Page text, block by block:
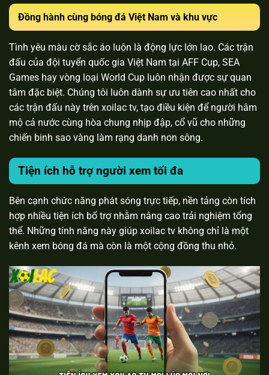
Đồng hành cùng bóng đá Việt Nam và khu vực
Tình yêu màu cờ sắc áo luôn là động lực lớn lao. Các trận
đấu của đội tuyển quốc gia Việt Nam tại AFF Cup, SEA
Games hay vòng loại World Cup luôn nhận được sự quan
tâm đặc biệt. Chúng tôi luôn dành sự ưu tiên cao nhất cho
các trận đấu này trên xoilac tv, tạo điều kiện để người hâm
mộ cả nước cùng hòa chung nhịp đập, cổ vũ cho những
chiến binh sao vàng làm rạng danh non sông.
Tiện ích hỗ trợ người xem tối đa
Bên cạnh chức năng phát sóng trực tiếp, nền tảng còn tích
hợp nhiều tiện ích bổ trợ nhằm nâng cao trải nghiệm tổng
thể. Những tính năng này giúp xoilac tv không chỉ là một
kênh xem bóng đá mà còn là một cộng đồng thu nhỏ.